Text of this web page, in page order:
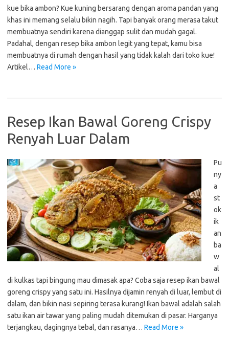
kue bika ambon? Kue kuning bersarang dengan aroma pandan yang
khas ini memang selalu bikin nagih. Tapi banyak orang merasa takut
membuatnya sendiri karena dianggap sulit dan mudah gagal.
Padahal, dengan resep bika ambon legit yang tepat, kamu bisa
membuatnya di rumah dengan hasil yang tidak kalah dari toko kue!
Artikel… Read More »
Resep Ikan Bawal Goreng Crispy
Renyah Luar Dalam
Pu
ny
a
st
ok
ik
an
ba
w
al
di kulkas tapi bingung mau dimasak apa? Coba saja resep ikan bawal
goreng crispy yang satu ini. Hasilnya dijamin renyah di luar, lembut di
dalam, dan bikin nasi sepiring terasa kurang! Ikan bawal adalah salah
satu ikan air tawar yang paling mudah ditemukan di pasar. Harganya
terjangkau, dagingnya tebal, dan rasanya… Read More »